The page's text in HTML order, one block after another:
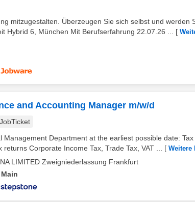
mitzugestalten. Überzeugen Sie sich selbst und werden
Hybrid 6, München Mit Berufserfahrung 22.07.26 ...
[
and Accounting Manager m/w/d
JobTicket
Management Department at the earliest possible date:
Corporate Income Tax, Trade Tax, VAT ...
[ Weitere
LIMITED Zweigniederlassung Frankfurt